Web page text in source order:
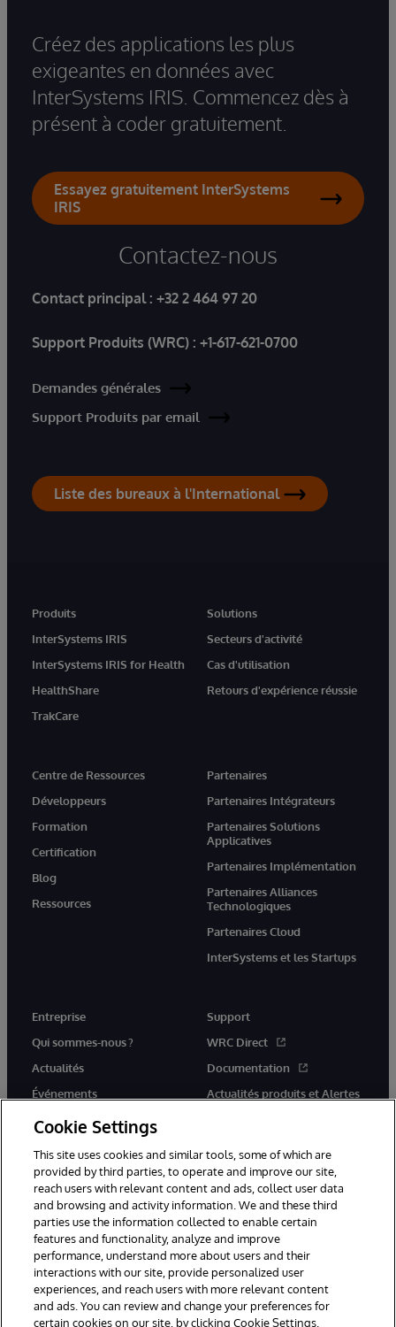
Créez des applications les plus
exigeantes en données avec
InterSystems IRIS. Commencez dès à
présent à coder gratuitement.
Essayez gratuitement InterSystems
IRIS
Contactez-nous
Contact principal : +32 2 464 97 20
Support Produits (WRC) : +1-617-621-0700
Demandes générales
Support Produits par email
Liste des bureaux à l'International
Produits
InterSystems IRIS
InterSystems IRIS for Health
HealthShare
TrakCare
Solutions
Secteurs d'activité
Cas d'utilisation
Retours d'expérience réussie
Centre de Ressources
Développeurs
Formation
Certification
Blog
Ressources
Partenaires
Partenaires Intégrateurs
Partenaires Solutions
Applicatives
Partenaires Implémentation
Partenaires Alliances
Technologiques
Partenaires Cloud
InterSystems et les Startups
Entreprise
Qui sommes-nous ?
Actualités
Événements
Rejoignez-nous
Support
WRC Direct
Documentation
Actualités produits et Alertes
© 1996-2026 InterSystems Corporation, Cambridge, MA. Tous droits
réservés.
Mentions légales
Déclaration de confidentialité d'InterSystems Corporation
Accessibilité
Cookie Settings
This site uses cookies and similar tools, some of which are
provided by third parties, to operate and improve our site,
reach users with relevant content and ads, collect user data
and browsing and activity information. We and these third
parties use the information collected to enable certain
features and functionality, analyze and improve
performance, understand more about users and their
interactions with our site, provide personalized user
experiences, and reach users with more relevant content
and ads. You can review and change your preferences for
certain cookies on our site, by clicking Cookie Settings.